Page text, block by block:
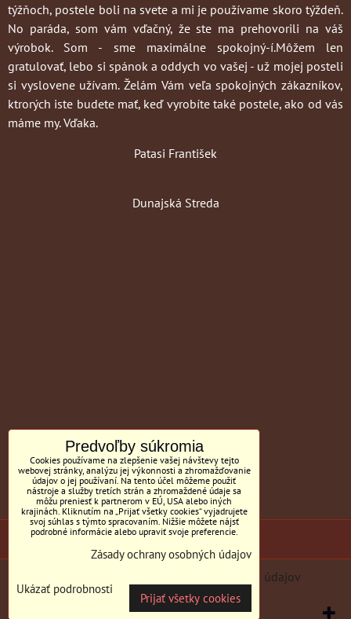
týžňoch, postele boli na svete a mi je používame skoro týždeň.
No paráda, som vám vďačný, že ste ma prehovorili na váš
výrobok. Som - sme maximálne spokojný-í.Môžem len
gratulovať, lebo si spánok a oddych vo vašej - už mojej posteli
si vyslovene užívam. Želám Vám veľa spokojných zákazníkov,
ktrorých iste budete mať, keď vyrobíte také postele, ako od vás
máme my. Vďaka.
Patasi František
Dunajská Streda
(c) Sedačky BILL MC Tornyai
Zásady ochrany osobných údajov
Vytvorené pomocou:BiznisWeb.sk
Predvoľby súkromia
Cookies používame na zlepšenie vašej návštevy tejto
webovej stránky, analýzu jej výkonnosti a zhromažďovanie
údajov o jej používaní. Na tento účel môžeme použiť
nástroje a služby tretích strán a zhromaždené údaje sa
môžu preniesť k partnerom v EÚ, USA alebo iných
krajinách. Kliknutím na „Prijať všetky cookies“ vyjadrujete
svoj súhlas s týmto spracovaním. Nižšie môžete nájsť
podrobné informácie alebo upraviť svoje preferencie.
Zásady ochrany osobných údajov
Ukázať podrobnosti
Prijať všetky cookies